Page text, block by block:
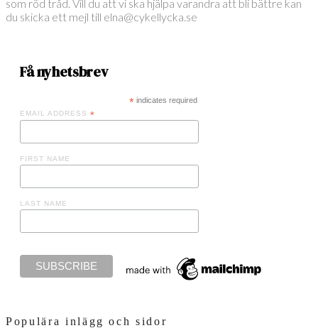
som röd tråd. Vill du att vi ska hjälpa varandra att bli bättre kan
du skicka ett mejl till elna@cykellycka.se
Få nyhetsbrev
*indicates required
EMAIL ADDRESS *
FIRST NAME
LAST NAME
Populära inlägg och sidor